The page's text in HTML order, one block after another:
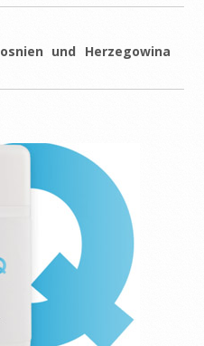
und Herzegowina